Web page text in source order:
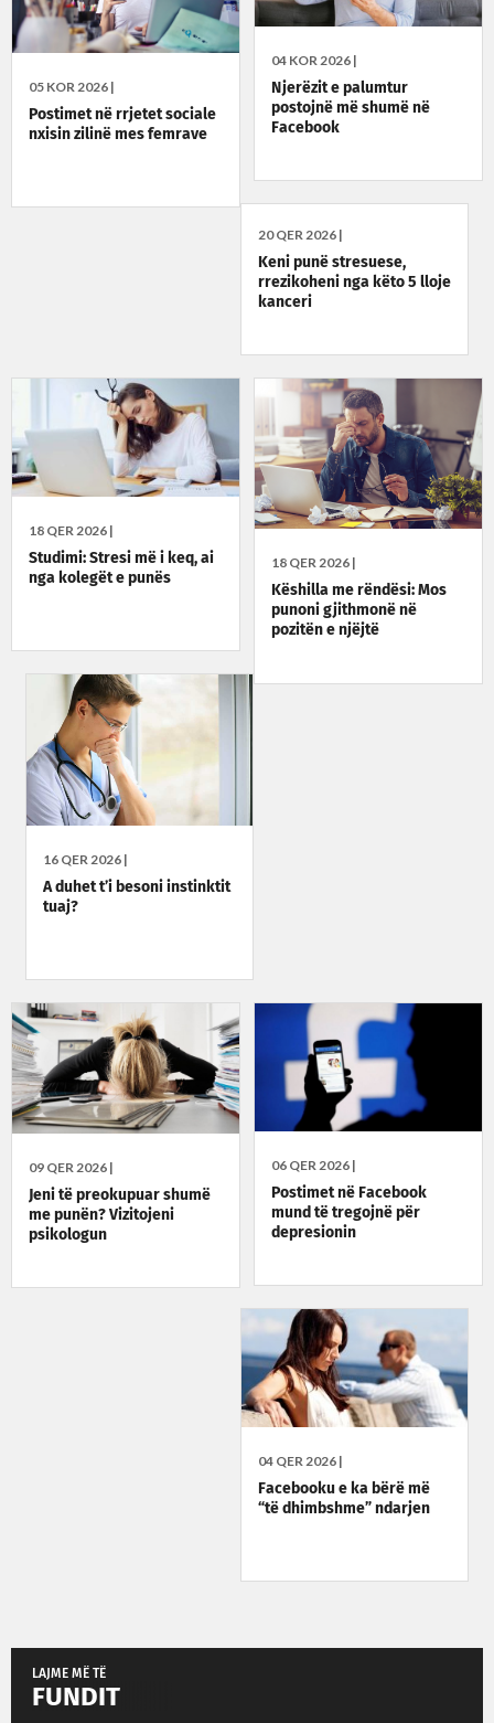
05 KOR 2026 |
Postimet në rrjetet sociale
nxisin zilinë mes femrave
04 KOR 2026 |
Njerëzit e palumtur
postojnë më shumë në
Facebook
20 QER 2026 |
Keni punë stresuese,
rrezikoheni nga këto 5 lloje
kanceri
18 QER 2026 |
Këshilla me rëndësi: Mos
punoni gjithmonë në
pozitën e njëjtë
18 QER 2026 |
Studimi: Stresi më i keq, ai
nga kolegët e punës
16 QER 2026 |
A duhet t’i besoni instinktit
tuaj?
09 QER 2026 |
Jeni të preokupuar shumë
me punën? Vizitojeni
psikologun
06 QER 2026 |
Postimet në Facebook
mund të tregojnë për
depresionin
04 QER 2026 |
Facebooku e ka bërë më
“të dhimbshme” ndarjen
LAJME MË TË
FUNDIT